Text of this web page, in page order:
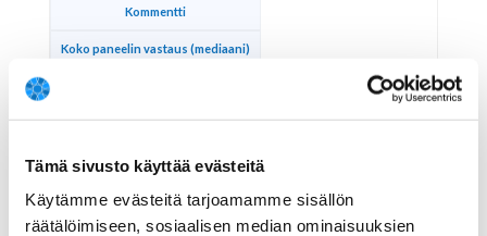
Tämä sivusto käyttää evästeitä
Käytämme evästeitä tarjoamamme sisällön
räätälöimiseen, sosiaalisen median ominaisuuksien
Kommentti
Koko paneelin vastaus (mediaani)
Epävarma
Epävarma
6